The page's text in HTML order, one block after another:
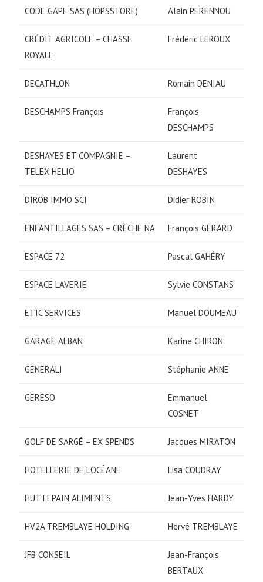
CODE GAPE SAS (HOPSSTORE) Alain PERENNOU
CRÉDIT AGRICOLE – CHASSE
ROYALE
Frédéric LEROUX
DECATHLON Romain DENIAU
DESCHAMPS François
François
DESCHAMPS
DESHAYES ET COMPAGNIE –
TELEX HELIO
Laurent
DESHAYES
DIROB IMMO SCI Didier ROBIN
ENFANTILLAGES SAS – CRÈCHE NA François GERARD
ESPACE 72 Pascal GAHÉRY
ESPACE LAVERIE Sylvie CONSTANS
ETIC SERVICES Manuel DOUMEAU
GARAGE ALBAN Karine CHIRON
GENERALI Stéphanie ANNE
GERESO
Emmanuel
COSNET
GOLF DE SARGÉ – EX SPENDS Jacques MIRATON
HOTELLERIE DE L’OCÉANE Lisa COUDRAY
HUTTEPAIN ALIMENTS Jean-Yves HARDY
HV2A TREMBLAYE HOLDING Hervé TREMBLAYE
JFB CONSEIL
Jean-François
BERTAUX